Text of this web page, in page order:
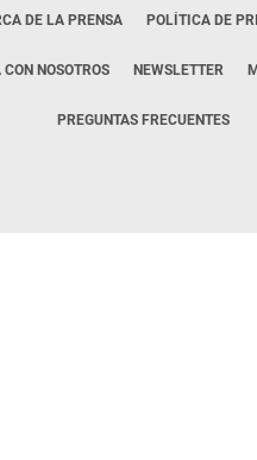
DE LA PRENSA POLÍTICA DE
NOSOTROS NEWSLETTER
PREGUNTAS FRECUENTES